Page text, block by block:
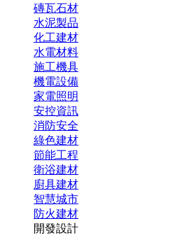
磚瓦石材
水泥製品
化工建材
水電材料
施工機具
機電設備
家電照明
安控資訊
消防安全
綠色建材
節能工程
衛浴建材
廚具建材
智慧城市
防火建材
開發設計